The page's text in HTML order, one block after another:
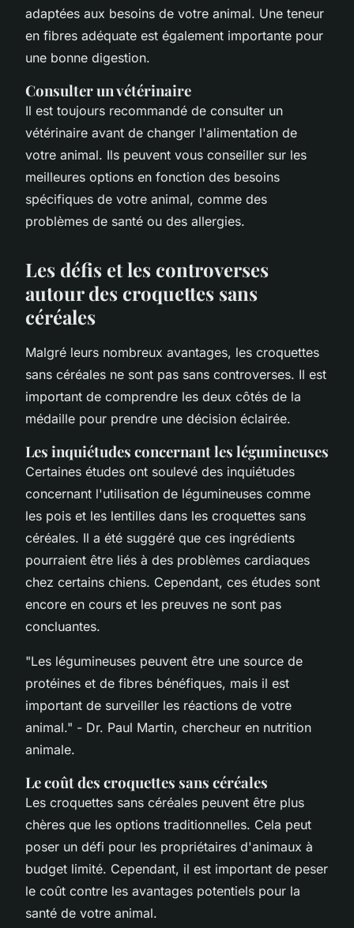
adaptées aux besoins de votre animal. Une teneur
en fibres adéquate est également importante pour
une bonne digestion.
Consulter un vétérinaire
Il est toujours recommandé de consulter un
vétérinaire avant de changer l'alimentation de
votre animal. Ils peuvent vous conseiller sur les
meilleures options en fonction des besoins
spécifiques de votre animal, comme des
problèmes de santé ou des allergies.
Les défis et les controverses
autour des croquettes sans
céréales
Malgré leurs nombreux avantages, les croquettes
sans céréales ne sont pas sans controverses. Il est
important de comprendre les deux côtés de la
médaille pour prendre une décision éclairée.
Les inquiétudes concernant les légumineuses
Certaines études ont soulevé des inquiétudes
concernant l'utilisation de légumineuses comme
les pois et les lentilles dans les croquettes sans
céréales. Il a été suggéré que ces ingrédients
pourraient être liés à des problèmes cardiaques
chez certains chiens. Cependant, ces études sont
encore en cours et les preuves ne sont pas
concluantes.
"Les légumineuses peuvent être une source de
protéines et de fibres bénéfiques, mais il est
important de surveiller les réactions de votre
animal." - Dr. Paul Martin, chercheur en nutrition
animale.
Le coût des croquettes sans céréales
Les croquettes sans céréales peuvent être plus
chères que les options traditionnelles. Cela peut
poser un défi pour les propriétaires d'animaux à
budget limité. Cependant, il est important de peser
le coût contre les avantages potentiels pour la
santé de votre animal.